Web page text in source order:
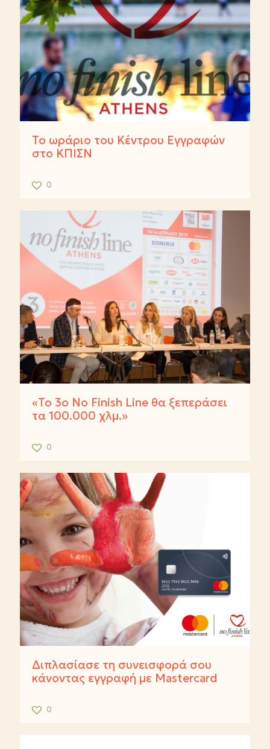
To ωράριο του Κέντρου Εγγραφών
στο ΚΠΙΣΝ
0
«To 3o No Finish Line θα ξεπεράσει
τα 100.000 χλμ.»
0
Διπλασίασε τη συνεισφορά σου
κάνοντας εγγραφή με Mastercard
0